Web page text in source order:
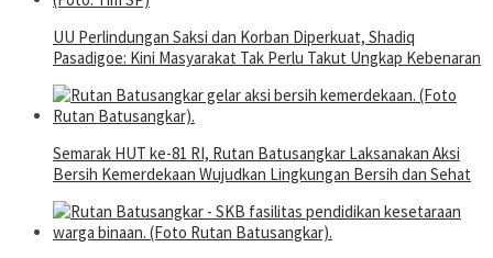
UU Perlindungan Saksi dan Korban Diperkuat, Shadiq
Pasadigoe: Kini Masyarakat Tak Perlu Takut Ungkap Kebenaran
Semarak HUT ke-81 RI, Rutan Batusangkar Laksanakan Aksi
Bersih Kemerdekaan Wujudkan Lingkungan Bersih dan Sehat